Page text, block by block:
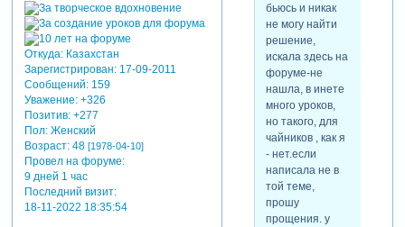
Откуда:Казахстан
Зарегистрирован: 17-09-2011
Сообщений:159
Уважение: +326
Позитив: +277
Пол:Женский
Возраст:48 [1978-04-10]
Провел на форуме:
9 дней 1 час
Последний визит:
18-11-2022 18:35:54
бьюсь и никак
не могу найти
решение,
искала здесь на
форуме-не
нашла, в инете
много уроков,
но такого, для
чайников , как я
- нет.если
написала не в
той теме,
прошу
прощения. у